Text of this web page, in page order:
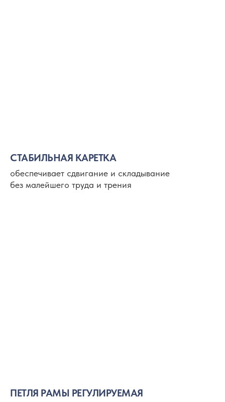
СТАБИЛЬНАЯ КАРЕТКА
обеспечивает сдвигание и складывание
без малейшего труда и трения
ПЕТЛЯ РАМЫ РЕГУЛИРУЕМАЯ